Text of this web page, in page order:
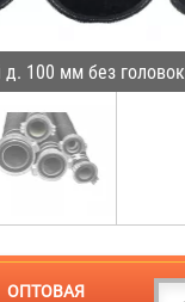
100 мм без головок
ОПТОВАЯ